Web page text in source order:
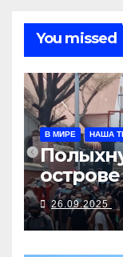
You missed
В МИРЕ НАША
острове
26.09.2025